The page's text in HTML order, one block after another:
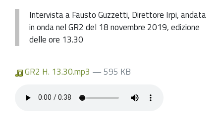
Intervista a Fausto Guzzetti, Direttore Irpi, andata
in onda nel GR2 del 18 novembre 2019, edizione
delle ore 13.30
GR2 H. 13.30.mp3 — 595 KB